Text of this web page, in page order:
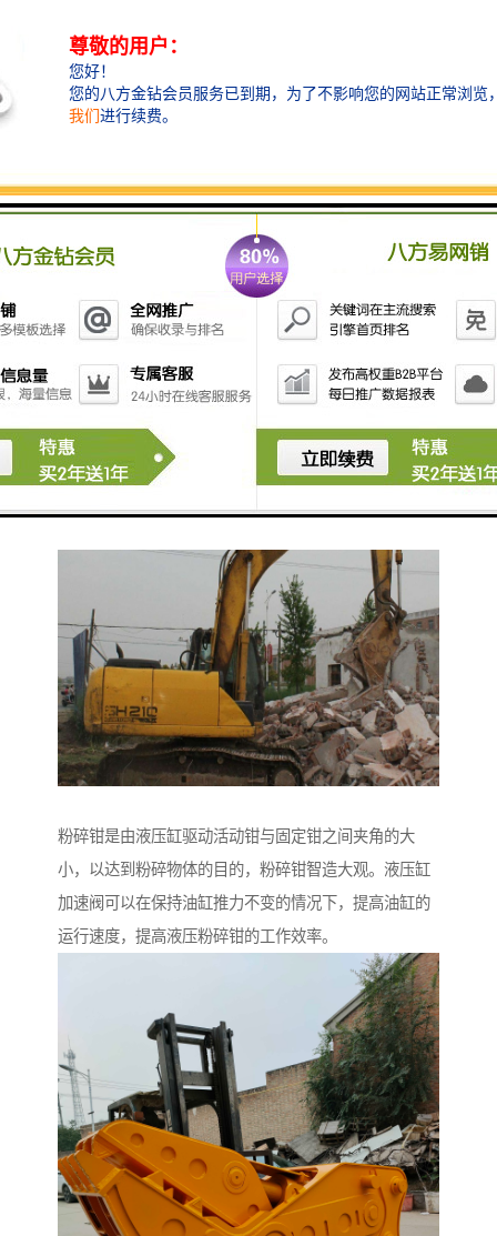
根据液压传动原理，在驱动液压油缸油压、流量不变的
情况下，液压油缸的推力与液压油缸活塞的底面积成正
比。当液压粉碎钳装在挖掘机上，所需的油压和流量都
来自于挖掘机的液压系统，所使用的都是其额定值。所
以要想液压粉碎钳有更大的粉碎力，就必须让液压油缸
液压油缸活塞的底面积。
粉碎钳是由液压缸驱动活动钳与固定钳之间夹角的大
小，以达到粉碎物体的目的，粉碎钳智造大观。液压缸
加速阀可以在保持油缸推力不变的情况下，提高油缸的
运行速度，提高液压粉碎钳的工作效率。